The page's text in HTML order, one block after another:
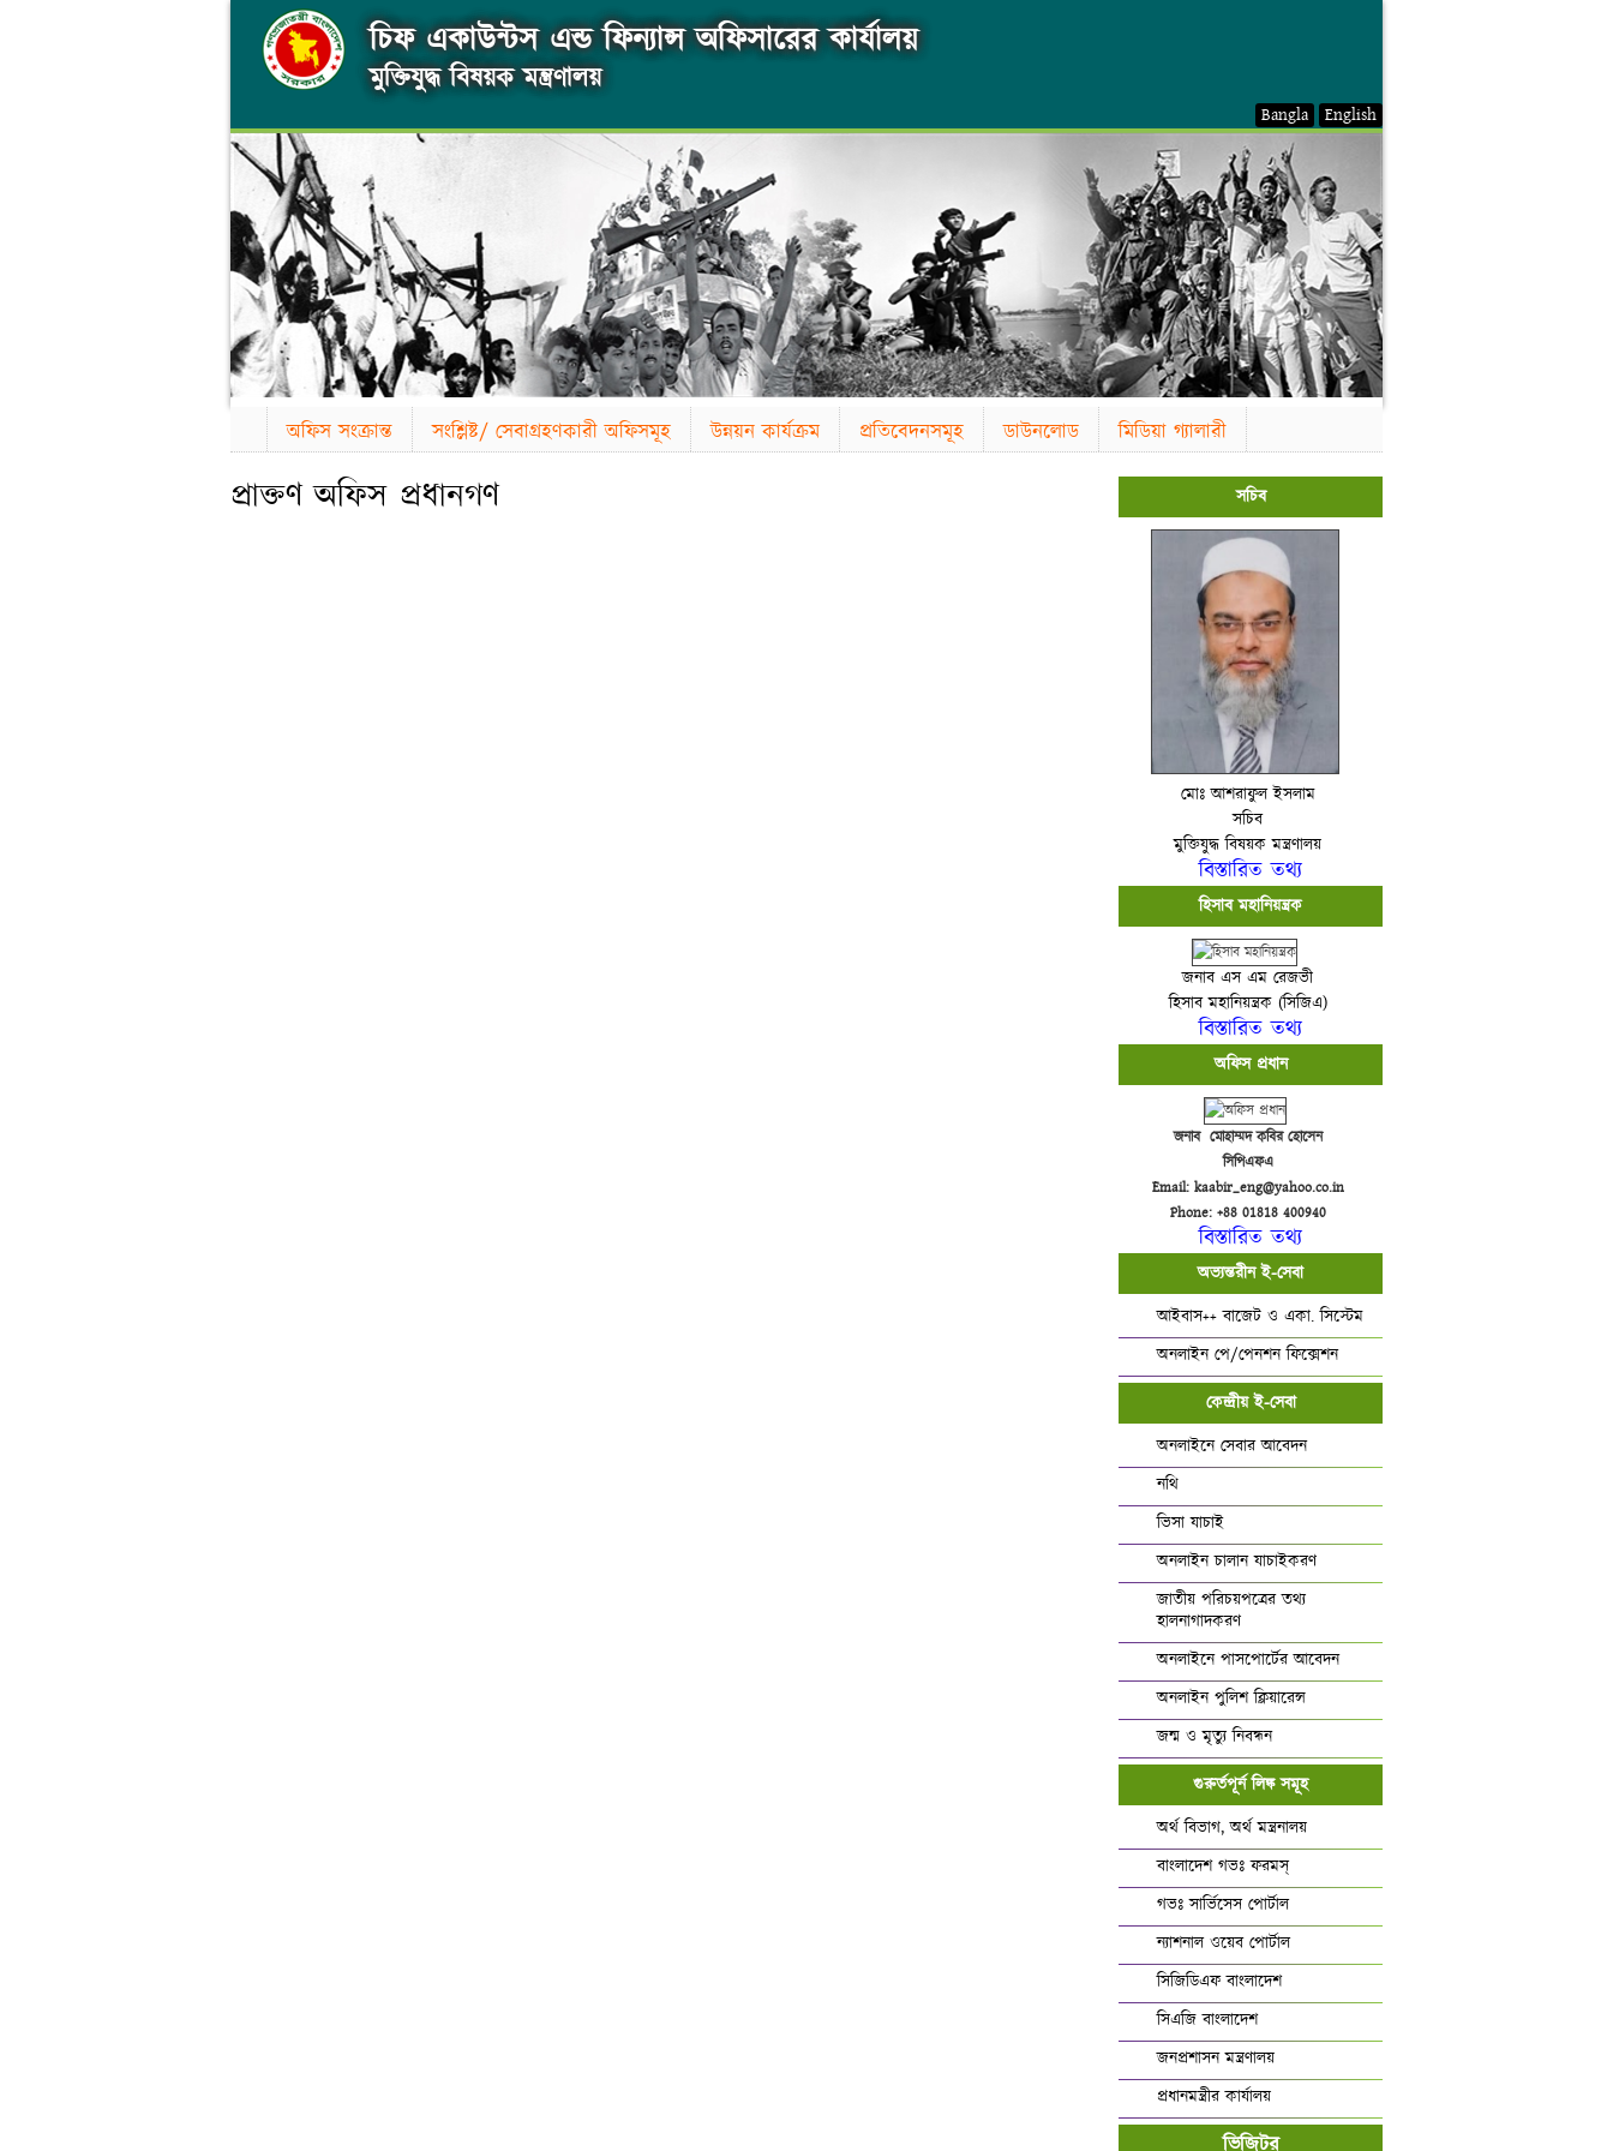
চিফ একাউন্টস এন্ড ফিন্যান্স অফিসারের কার্যালয়
মুক্তিযুদ্ধ বিষয়ক মন্ত্রণালয়
Bangla English
অফিস সংক্রান্ত সংশ্লিষ্ট/ সেবাগ্রহণকারী অফিসমূহ উন্নয়ন কার্যক্রম প্রতিবেদনসমূহ ডাউনলোড মিডিয়া গ্যালারী
প্রাক্তণ অফিস প্রধানগণ সচিব
মোঃ আশরাফুল ইসলাম
সচিব
মুক্তিযুদ্ধ বিষয়ক মন্ত্রণালয়
বিস্তারিত তথ্য
হিসাব মহানিয়ন্ত্রক
জনাব এস এম রেজভী
হিসাব মহানিয়ন্ত্রক (সিজিএ)
বিস্তারিত তথ্য
অফিস প্রধান
জনাব মোহাম্মদ কবির হোসেন
সিপিএফএ
Email: kaabir_eng@yahoo.co.in
Phone: +88 01818 400940
বিস্তারিত তথ্য
অভ্যন্তরীন ই-সেবা
আইবাস++ বাজেট ও একা. সিস্টেম
অনলাইন পে/পেনশন ফিক্সেশন
কেন্দ্রীয় ই-সেবা
অনলাইনে সেবার আবেদন
নথি
ভিসা যাচাই
অনলাইন চালান যাচাইকরণ
জাতীয় পরিচয়পত্রের তথ্য
হালনাগাদকরণ
অনলাইনে পাসপোর্টের আবেদন
অনলাইন পুলিশ ক্লিয়ারেন্স
জন্ম ও মৃত্যু নিবন্ধন
গুরুর্তপূর্ন লিঙ্ক সমূহ
অর্থ বিভাগ, অর্থ মন্ত্রনালয়
বাংলাদেশ গভঃ ফরমস্‌
গভঃ সার্ভিসেস পোর্টাল
ন্যাশনাল ওয়েব পোর্টাল
সিজিডিএফ বাংলাদেশ
সিএজি বাংলাদেশ
জনপ্রশাসন মন্ত্রণালয়
প্রধানমন্ত্রীর কার্যালয়
ভিজিটর